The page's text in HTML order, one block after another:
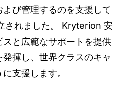
び管理するのを支援して
されました。 Kryterion 安
と広範なサポートを提供
発揮し、世界クラスのキャ
支援します。